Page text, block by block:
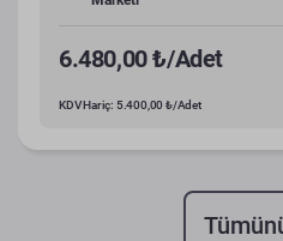
6.480,00 ₺/Adet
KDV Hariç: 5.400,00 ₺/Adet